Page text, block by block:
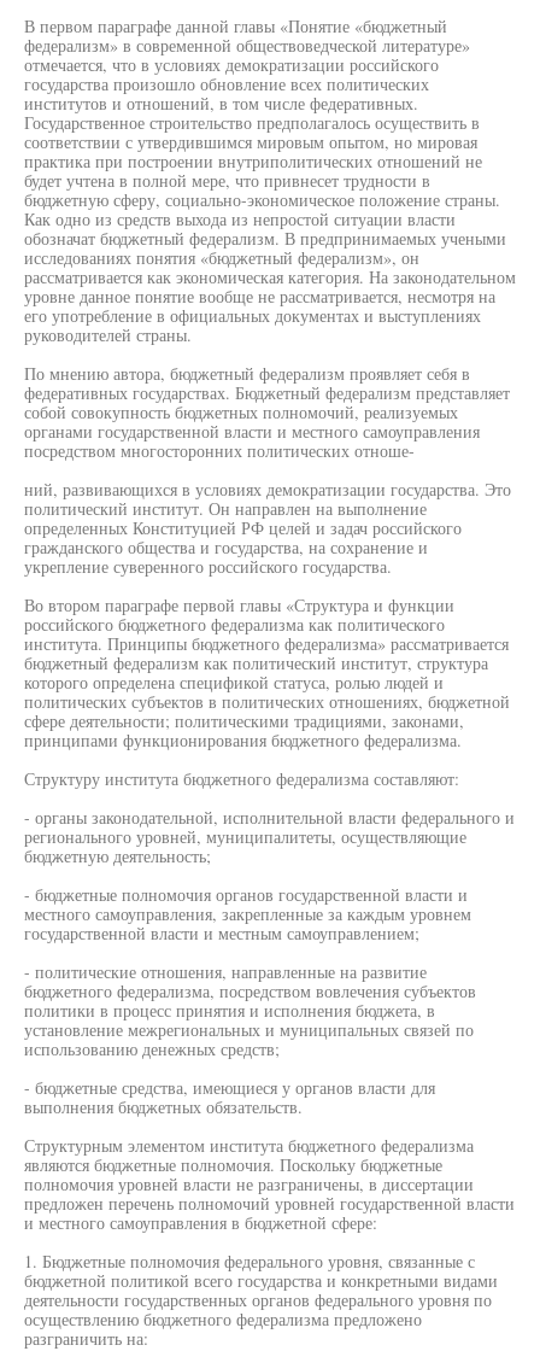
В первом параграфе данной главы «Понятие «бюджетный
федерализм» в современной обществоведческой литературе»
отмечается, что в условиях демократизации российского
государства произошло обновление всех политических
институтов и отношений, в том числе федеративных.
Государственное строительство предполагалось осуществить в
соответствии с утвердившимся мировым опытом, но мировая
практика при построении внутриполитических отношений не
будет учтена в полной мере, что привнесет трудности в
бюджетную сферу, социально-экономическое положение страны.
Как одно из средств выхода из непростой ситуации власти
обозначат бюджетный федерализм. В предпринимаемых учеными
исследованиях понятия «бюджетный федерализм», он
рассматривается как экономическая категория. На законодательном
уровне данное понятие вообще не рассматривается, несмотря на
его употребление в официальных документах и выступлениях
руководителей страны.
По мнению автора, бюджетный федерализм проявляет себя в
федеративных государствах. Бюджетный федерализм представляет
собой совокупность бюджетных полномочий, реализуемых
органами государственной власти и местного самоуправления
посредством многосторонних политических отноше-
ний, развивающихся в условиях демократизации государства. Это
политический институт. Он направлен на выполнение
определенных Конституцией РФ целей и задач российского
гражданского общества и государства, на сохранение и
укрепление суверенного российского государства.
Во втором параграфе первой главы «Структура и функции
российского бюджетного федерализма как политического
института. Принципы бюджетного федерализма» рассматривается
бюджетный федерализм как политический институт, структура
которого определена спецификой статуса, ролью людей и
политических субъектов в политических отношениях, бюджетной
сфере деятельности; политическими традициями, законами,
принципами функционирования бюджетного федерализма.
Структуру института бюджетного федерализма составляют:
- органы законодательной, исполнительной власти федерального и
регионального уровней, муниципалитеты, осуществляющие
бюджетную деятельность;
- бюджетные полномочия органов государственной власти и
местного самоуправления, закрепленные за каждым уровнем
государственной власти и местным самоуправлением;
- политические отношения, направленные на развитие
бюджетного федерализма, посредством вовлечения субъектов
политики в процесс принятия и исполнения бюджета, в
установление межрегиональных и муниципальных связей по
использованию денежных средств;
- бюджетные средства, имеющиеся у органов власти для
выполнения бюджетных обязательств.
Структурным элементом института бюджетного федерализма
являются бюджетные полномочия. Поскольку бюджетные
полномочия уровней власти не разграничены, в диссертации
предложен перечень полномочий уровней государственной власти
и местного самоуправления в бюджетной сфере:
1. Бюджетные полномочия федерального уровня, связанные с
бюджетной политикой всего государства и конкретными видами
деятельности государственных органов федерального уровня по
осуществлению бюджетного федерализма предложено
разграничить на: